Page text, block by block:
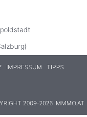
IMPRESSUM
TIPPS
2009-2026 IMMMO.AT